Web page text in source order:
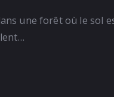
une forêt où le sol